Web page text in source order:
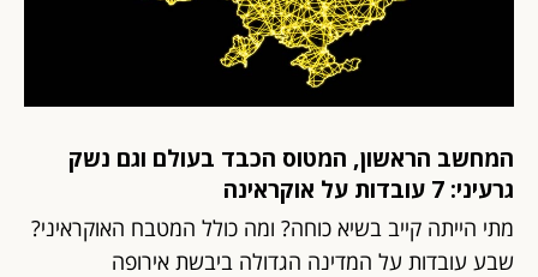
המחשב הראשון, המטוס הכבד בעולם וגם נשק
גרעיני: 7 עובדות על אוקראינה
מתי הייתה קייב בשיא כוחה? ומה כולל המטבח האוקראיני?
שבע עובדות על המדינה הגדולה ביבשת אירופה